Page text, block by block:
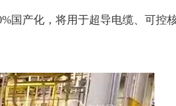
产化，将用于超导电缆、可控